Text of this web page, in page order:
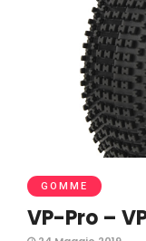
GOMME
VP-Pro –